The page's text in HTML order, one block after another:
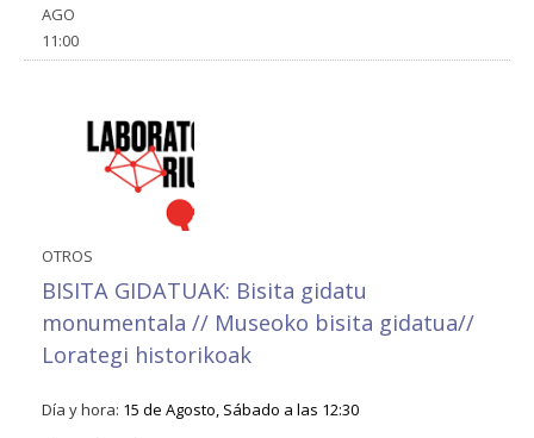
AGO
11:00
OTROS
BISITA GIDATUAK: Bisita gidatu
monumentala // Museoko bisita gidatua//
Lorategi historikoak
Día y hora: 15 de Agosto, Sábado a las 12:30